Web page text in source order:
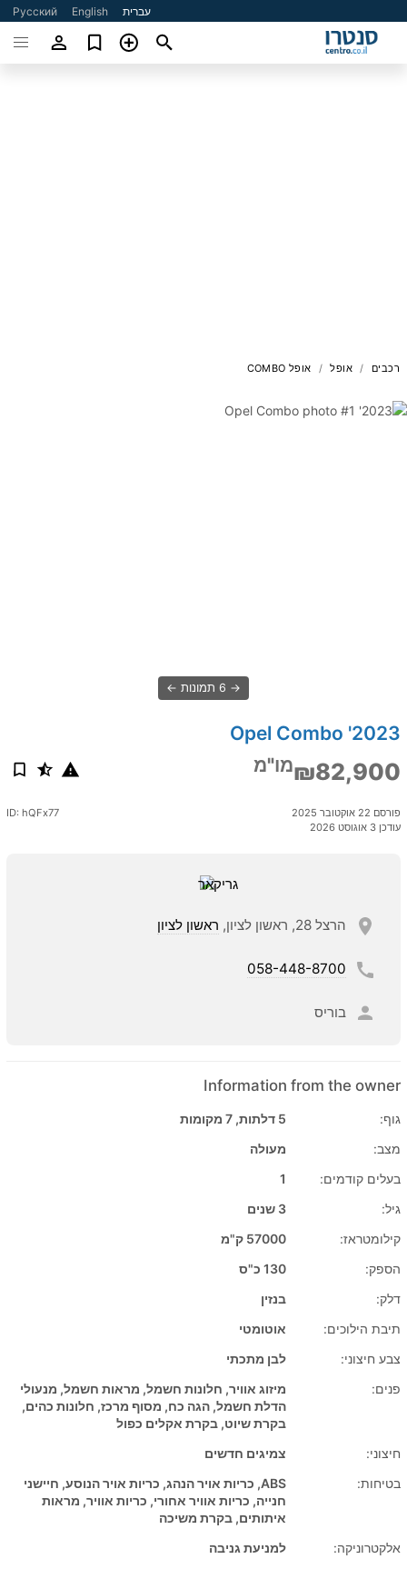
עברית English
Русский
רכבים אופל אופל COMBO
6 תמונות
2023' Opel Combo
₪82,900מו"מ
פורסם 22 אוקטובר 2025
עודכן 3 אוגוסט 2026
ID: hQFx77
הרצל 28, ראשון לציון, ראשון לציון
058-448-8700
בוריס
Information from the owner
גוף:
5 דלתות, 7 מקומות
מצב:
מעולה
בעלים קודמים:
1
גיל:
3 שנים
קילומטראז:
57000 ק"מ
הספק:
130 כ"ס
דלק:
בנזין
תיבת הילוכים:
אוטומטי
צבע חיצוני:
לבן מתכתי
פנים:
מיזוג אוויר, חלונות חשמל, מראות חשמל, מנעולי
הדלת חשמל, הגה כח, מסוף מרכז, חלונות כהים,
בקרת שיוט, בקרת אקלים כפול
חיצוני:
צמיגים חדשים
בטיחות:
ABS, כריות אויר הנהג, כריות אויר הנוסע, חיישני
חנייה, כריות אוויר אחורי, כריות אוויר, מראות
איתותים, בקרת משיכה
אלקטרוניקה:
למניעת גניבה